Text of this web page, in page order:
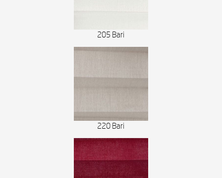
205 Bari
220 Bari